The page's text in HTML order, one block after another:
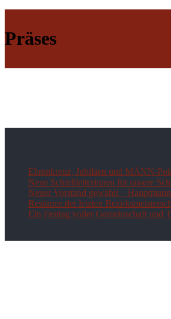
Präses
Ehrenkreuz, Jubiläen und MÄNN-
Neue Schießleiterinnen für unsere
Neuer Vorstand gewählt –
Resümee der letzten
Ein Festtag voller Gemeinschaft und